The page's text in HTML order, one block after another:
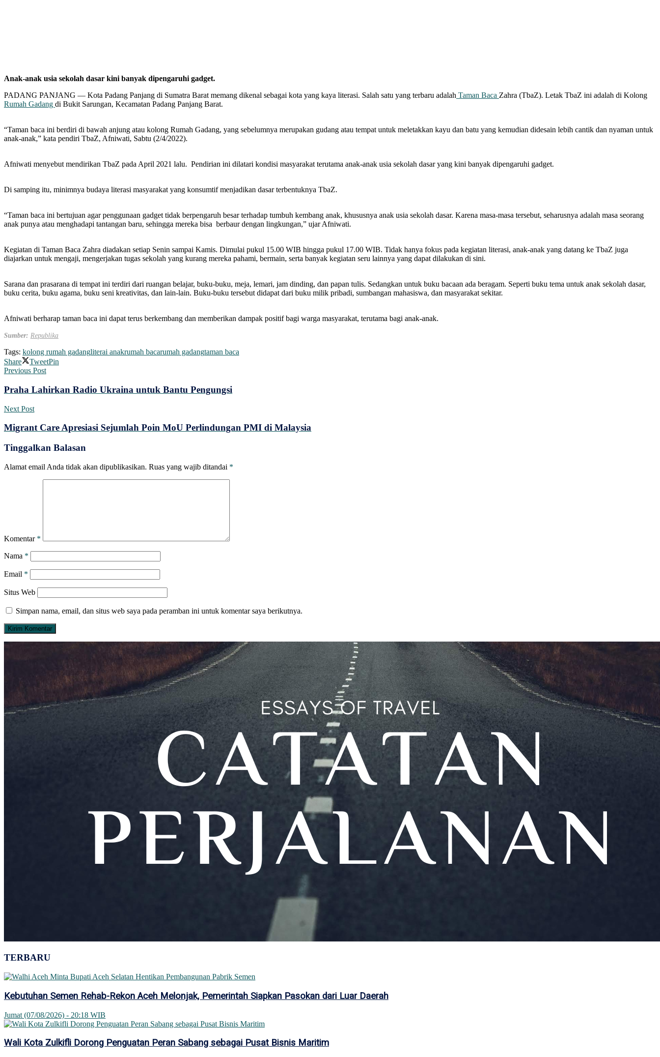
Anak-anak usia sekolah dasar kini banyak dipengaruhi gadget.
PADANG PANJANG — Kota Padang Panjang di Sumatra Barat memang dikenal sebagai kota yang kaya literasi. Salah satu yang terbaru adalah Taman Baca Zahra (TbaZ). Letak TbaZ ini adalah di Kolong
Rumah Gadang di Bukit Sarungan, Kecamatan Padang Panjang Barat.
“Taman baca ini berdiri di bawah anjung atau kolong Rumah Gadang, yang sebelumnya merupakan gudang atau tempat untuk meletakkan kayu dan batu yang kemudian didesain lebih cantik dan nyaman untuk
anak-anak,” kata pendiri TbaZ, Afniwati, Sabtu (2/4/2022).
Afniwati menyebut mendirikan TbaZ pada April 2021 lalu. Pendirian ini dilatari kondisi masyarakat terutama anak-anak usia sekolah dasar yang kini banyak dipengaruhi gadget.
Di samping itu, minimnya budaya literasi masyarakat yang konsumtif menjadikan dasar terbentuknya TbaZ.
“Taman baca ini bertujuan agar penggunaan gadget tidak berpengaruh besar terhadap tumbuh kembang anak, khususnya anak usia sekolah dasar. Karena masa-masa tersebut, seharusnya adalah masa seorang
anak punya atau menghadapi tantangan baru, sehingga mereka bisa berbaur dengan lingkungan,” ujar Afniwati.
Kegiatan di Taman Baca Zahra diadakan setiap Senin sampai Kamis. Dimulai pukul 15.00 WIB hingga pukul 17.00 WIB. Tidak hanya fokus pada kegiatan literasi, anak-anak yang datang ke TbaZ juga
diajarkan untuk mengaji, mengerjakan tugas sekolah yang kurang mereka pahami, bermain, serta banyak kegiatan seru lainnya yang dapat dilakukan di sini.
Sarana dan prasarana di tempat ini terdiri dari ruangan belajar, buku-buku, meja, lemari, jam dinding, dan papan tulis. Sedangkan untuk buku bacaan ada beragam. Seperti buku tema untuk anak sekolah dasar,
buku cerita, buku agama, buku seni kreativitas, dan lain-lain. Buku-buku tersebut didapat dari buku milik pribadi, sumbangan mahasiswa, dan masyarakat sekitar.
Afniwati berharap taman baca ini dapat terus berkembang dan memberikan dampak positif bagi warga masyarakat, terutama bagi anak-anak.
Sumber: Republika
Tags: kolong rumah gadangliterai anakrumah bacarumah gadangtaman baca
Share
TweetPin
Previous Post
Praha Lahirkan Radio Ukraina untuk Bantu Pengungsi
Next Post
Migrant Care Apresiasi Sejumlah Poin MoU Perlindungan PMI di Malaysia
Tinggalkan Balasan
Alamat email Anda tidak akan dipublikasikan. Ruas yang wajib ditandai *
Komentar *
Nama *
Email *
Situs Web
Simpan nama, email, dan situs web saya pada peramban ini untuk komentar saya berikutnya.
TERBARU
Kebutuhan Semen Rehab-Rekon Aceh Melonjak, Pemerintah Siapkan Pasokan dari Luar Daerah
Jumat (07/08/2026) - 20:18 WIB
Wali Kota Zulkifli Dorong Penguatan Peran Sabang sebagai Pusat Bisnis Maritim